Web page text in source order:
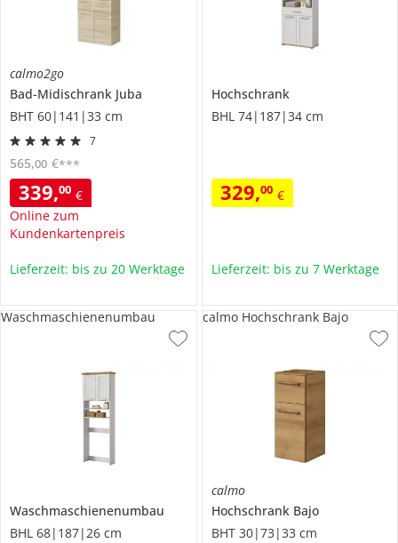
calmo2go
Bad-Midischrank Juba
BHT 60|141|33 cm
7
339,00 €
Online zum
Kundenkartenpreis
565,00 €***
Lieferzeit: bis zu 20 Werktage
Hochschrank
BHL 74|187|34 cm
329,00 €
Lieferzeit: bis zu 7 Werktage
Waschmaschienenumbau
BHL 68|187|26 cm
Waschmaschienenumbau
calmo
Hochschrank Bajo
BHT 30|73|33 cm
calmo Hochschrank Bajo